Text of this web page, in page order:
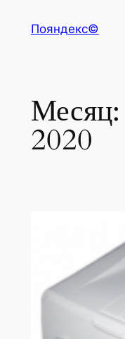
Пояндекс©
Месяц:
2020